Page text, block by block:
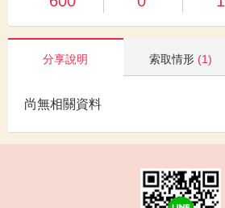
分享說明 索取情形 (1)
尚無相關資料